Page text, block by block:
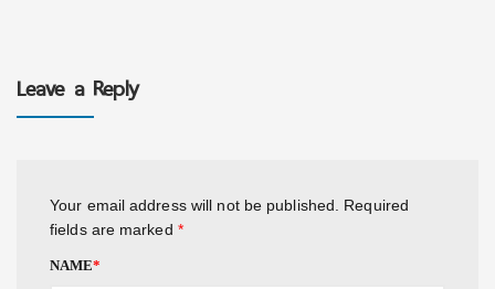
Leave a Reply
Your email address will not be published.
Required
fields are marked *
NAME*